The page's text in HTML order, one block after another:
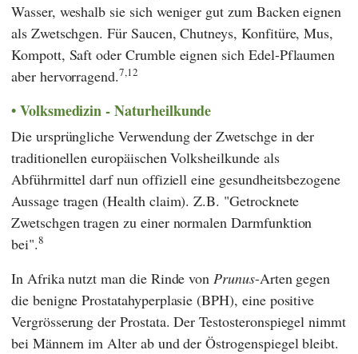
Wasser, weshalb sie sich weniger gut zum Backen eignen
als Zwetschgen. Für Saucen, Chutneys, Konfitüre, Mus,
Kompott, Saft oder Crumble eignen sich Edel-Pflaumen
aber hervorragend.7,12
Volksmedizin - Naturheilkunde
Die ursprüngliche Verwendung der Zwetschge in der
traditionellen europäischen Volksheilkunde als
Abführmittel darf nun offiziell eine gesundheitsbezogene
Aussage tragen (Health claim). Z.B. "Getrocknete
Zwetschgen tragen zu einer normalen Darmfunktion
bei".8
In Afrika nutzt man die Rinde vonPrunus-Arten gegen
die benigne Prostatahyperplasie (BPH), eine positive
Vergrösserung der Prostata. Der Testosteronspiegel nimmt
bei Männern im Alter ab und der Östrogenspiegel bleibt.